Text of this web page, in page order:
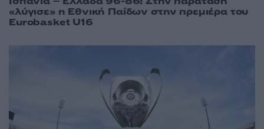
«λύγισε» η Εθνική Παίδων στην πρεμιέρα του
Eurobasket U16